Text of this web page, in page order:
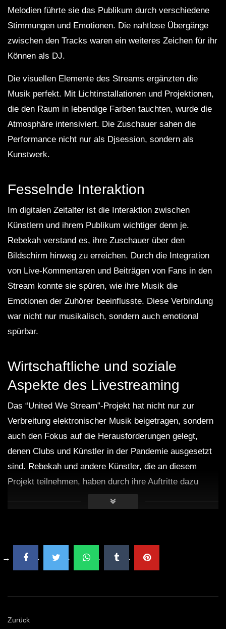
Melodien führte sie das Publikum durch verschiedene
Stimmungen und Emotionen. Die nahtlose Übergänge
zwischen den Tracks waren ein weiteres Zeichen für ihr
Können als DJ.
Die visuellen Elemente des Streams ergänzten die
Musik perfekt. Mit Lichtinstallationen und Projektionen,
die den Raum in lebendige Farben tauchten, wurde die
Atmosphäre intensiviert. Die Zuschauer sahen die
Performance nicht nur als Djsession, sondern als
Kunstwerk.
Fesselnde Interaktion
Im digitalen Zeitalter ist die Interaktion zwischen
Künstlern und ihrem Publikum wichtiger denn je.
Rebekah verstand es, ihre Zuschauer über den
Bildschirm hinweg zu erreichen. Durch die Integration
von Live-Kommentaren und Beiträgen von Fans in den
Stream konnte sie spüren, wie ihre Musik die
Emotionen der Zuhörer beeinflusste. Diese Verbindung
war nicht nur musikalisch, sondern auch emotional
spürbar.
Wirtschaftliche und soziale
Aspekte des Livestreaming
Das “United We Stream”-Projekt hat nicht nur zur
Verbreitung elektronischer Musik beigetragen, sondern
auch den Fokus auf die Herausforderungen gelegt,
denen Clubs und Künstler in der Pandemie ausgesetzt
sind. Rebekah und andere Künstler, die an diesem
Projekt teilnehmen, haben durch ihre Auftritte dazu
beigetragen, Gelder zu sammeln, um die Szenekultur in
Berlin am Leben zu halten. Die Melange aus
Veranstaltungen so besonders macht.
Fragen & Antworten zum DJ Set
Was macht Rebekah so besonders?
Zurück